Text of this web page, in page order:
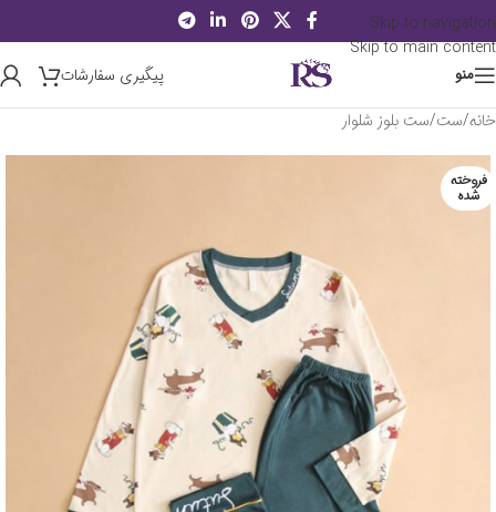
Skip to navigation
Skip to main content
منو
پیگیری سفارشات
خانه/ست/ست بلوز شلوار
فروخته
شده